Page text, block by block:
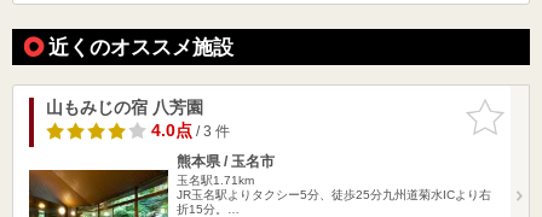
近くのオススメ施設
お気に入
りに追加
山もみじの宿 八芳園
4.0点/ 3 件
熊本県 / 玉名市
玉名駅1.71km
JR玉名駅よりタクシー5分、徒歩25分九州道菊水ICより右
折15分。…